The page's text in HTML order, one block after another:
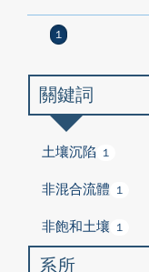
1
關鍵詞
土壤沉陷 1
非混合流體 1
非飽和土壤 1
系所